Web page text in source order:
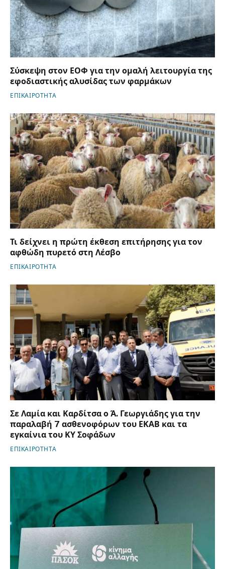
Σύσκεψη στον ΕΟΦ για την ομαλή λειτουργία της
εφοδιαστικής αλυσίδας των φαρμάκων
ΕΠΙΚΑΙΡΟΤΗΤΑ
Τι δείχνει η πρώτη έκθεση επιτήρησης για τον
αφθώδη πυρετό στη Λέσβο
ΕΠΙΚΑΙΡΟΤΗΤΑ
Σε Λαμία και Καρδίτσα ο Ά. Γεωργιάδης για την
παραλαβή 7 ασθενοφόρων του ΕΚΑΒ και τα
εγκαίνια του ΚΥ Σοφάδων
ΕΠΙΚΑΙΡΟΤΗΤΑ